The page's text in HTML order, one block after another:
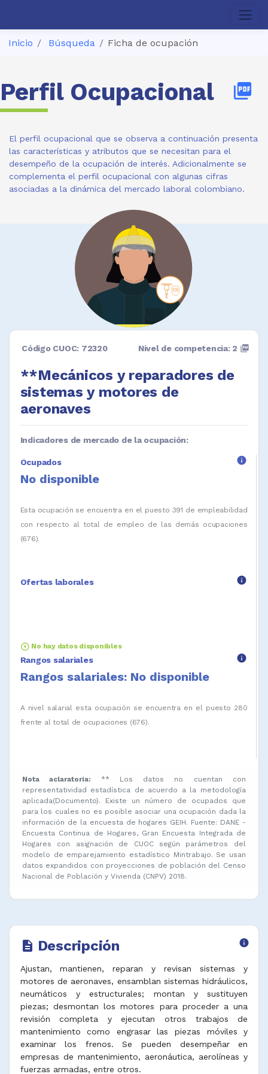
Inicio Búsqueda Ficha de ocupación
Perfil Ocupacional picture_as_pdf
El perfil ocupacional que se observa a continuación presenta
las características y atributos que se necesitan para el
desempeño de la ocupación de interés. Adicionalmente se
complementa el perfil ocupacional con algunas cifras
asociadas a la dinámica del mercado laboral colombiano.
Código CUOC: 72320
**Mecánicos y reparadores de
sistemas y motores de
aeronaves
Nivel de competencia: 2 picture_as_pdf
Indicadores de mercado de la ocupación:
Ocupados info
No disponible
Esta ocupación se encuentra en el puesto 391 de empleabilidad
con respecto al total de empleo de las demás ocupaciones
(676).
Ofertas laborales info
arrow_circle_up No hay datos disponibles
Rangos salariales info
Rangos salariales: No disponible
A nivel salarial esta ocupación se encuentra en el puesto 280
frente al total de ocupaciones (676).
Nota aclaratoria:
** Los datos no cuentan con
representatividad estadística de acuerdo a la metodología
aplicada(Documento). Existe un número de ocupados que
para los cuales no es posible asociar una ocupación dada la
información de la encuesta de hogares GEIH. Fuente: DANE -
Encuesta Continua de Hogares, Gran Encuesta Integrada de
Hogares con asignación de CUOC según parámetros del
modelo de emparejamiento estadístico Mintrabajo. Se usan
datos expandidos con proyecciones de población del Censo
Nacional de Población y Vivienda (CNPV) 2018.
description Descripción info
Ajustan, mantienen, reparan y revisan sistemas y
motores de aeronaves, ensamblan sistemas hidráulicos,
neumáticos y estructurales; montan y sustituyen
piezas; desmontan los motores para proceder a una
revisión completa y ejecutan otros trabajos de
mantenimiento como engrasar las piezas móviles y
examinar los frenos. Se pueden desempeñar en
empresas de mantenimiento, aeronáutica, aerolíneas y
fuerzas armadas, entre otros.